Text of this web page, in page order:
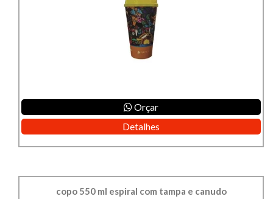
Orçar
Detalhes
copo 550 ml espiral com tampa e canudo